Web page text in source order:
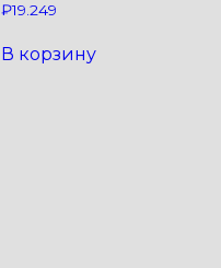
₽19.249
В корзину